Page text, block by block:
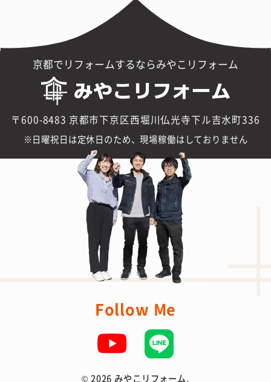
京都でリフォームするならみやこリフォーム
〒600-8483 京都市下京区西堀川仏光寺下ル吉水町336
日曜祝日は定休日のため、現場稼働はしておりません
Follow Me
© 2026 みやこリフォーム.